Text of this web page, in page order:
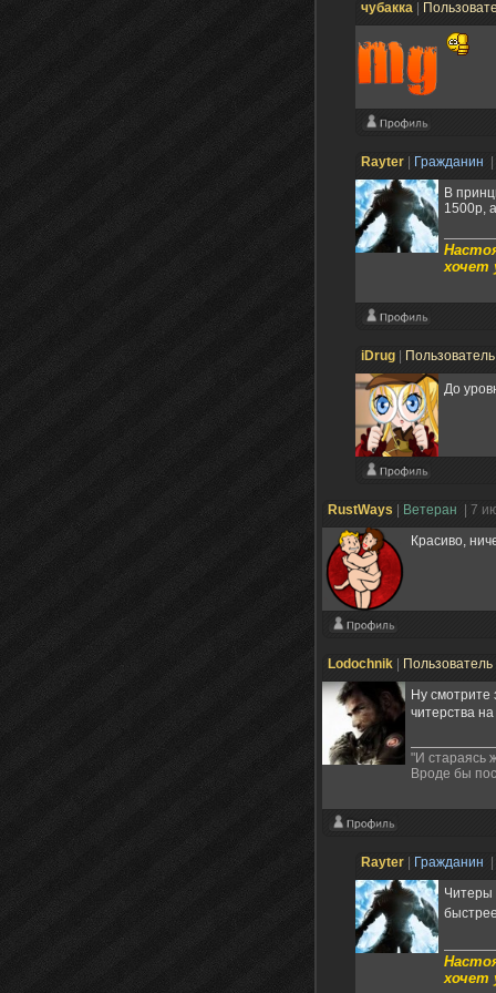
чубакка
Rayter Гражданин
В
1500р,
хочет
iDrug
До
RustWays Ветеран
| 7
Красиво,
Lodochnik
Пользователь
Ну
читерства
"И стараясь
Вроде бы
Rayter Гражданин
Читеры
хочет